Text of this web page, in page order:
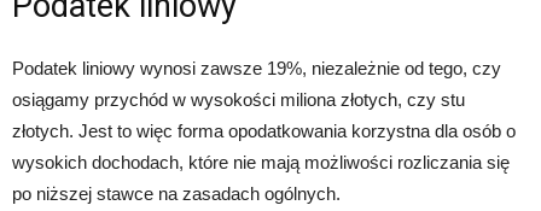
Podatek liniowy wynosi zawsze 19%, niezależnie od tego, czy
osiągamy przychód w wysokości miliona złotych, czy stu
złotych. Jest to więc forma opodatkowania korzystna dla osób o
wysokich dochodach, które nie mają możliwości rozliczania się
po niższej stawce na zasadach ogólnych.